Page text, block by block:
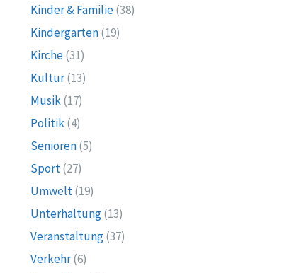
Kinder & Familie(38)
Kindergarten(19)
Kirche(31)
Kultur(13)
Musik(17)
Politik(4)
Senioren(5)
Sport(27)
Umwelt(19)
Unterhaltung(13)
Veranstaltung(37)
Verkehr(6)